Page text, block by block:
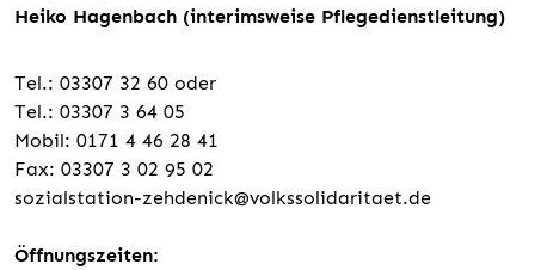
Heiko Hagenbach (interimsweise Pflegedienstleitung)
Tel.: 03307 32 60 oder
Tel.: 03307 3 64 05
Mobil: 0171 4 46 28 41
Fax: 03307 3 02 95 02
sozialstation-zehdenick@volkssolidaritaet.de
Öffnungszeiten: